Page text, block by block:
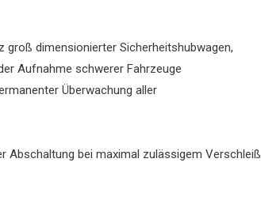
groß dimensionierter Sicherheitshubwagen,
Aufnahme schwerer Fahrzeuge
Überwachung aller
Abschaltung bei maximal zulässigem Verschleiß